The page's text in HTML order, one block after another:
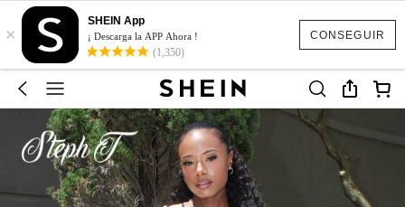
CONSEGUIR
×
SHEIN App
¡ Descarga la APP Ahora !
(1,350)